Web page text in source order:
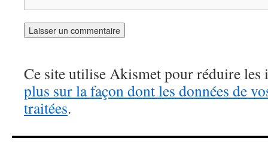
Ce site utilise Akismet pour réduire les
plus sur la façon dont les données de
traitées.